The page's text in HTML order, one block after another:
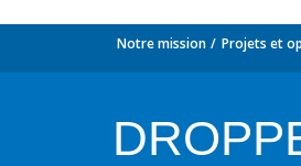
Notre mission Projets et